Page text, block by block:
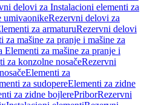
delovi za Instalacioni elementi za
umivaonikeRezervni delovi za
za armaturuRezervni delovi
za mašine za pranje i mašine za
Elementi za mašine za pranje i
za konzolne nosačeRezervni
Elementi za
za sudopereElementi za zidne
za zidne bojlerePriborRezervni